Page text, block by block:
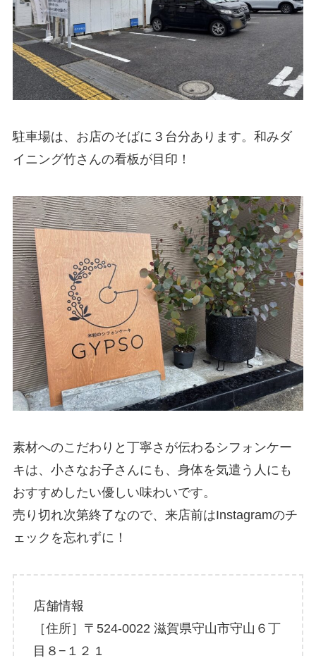
駐車場は、お店のそばに３台分あります。和みダ
イニング竹さんの看板が目印！
素材へのこだわりと丁寧さが伝わるシフォンケー
キは、小さなお子さんにも、身体を気遣う人にも
おすすめしたい優しい味わいです。
売り切れ次第終了なので、来店前はInstagramのチ
ェックを忘れずに！
店舗情報
［住所］〒524-0022 滋賀県守山市守山６丁
目８−１２ 1